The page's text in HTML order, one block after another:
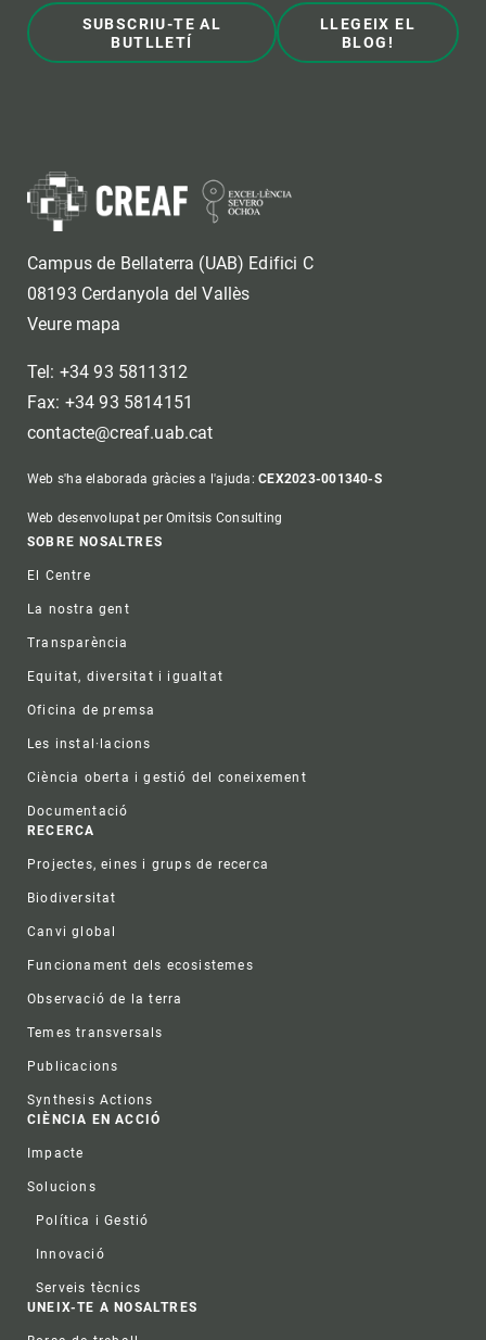
SUBSCRIU-TE AL
BUTLLETÍ
LLEGEIX EL
BLOG!
Campus de Bellaterra (UAB) Edifici C
08193 Cerdanyola del Vallès
Veure mapa
Tel: +34 93 5811312
Fax: +34 93 5814151
contacte@creaf.uab.cat
Web s'ha elaborada gràcies a l'ajuda:CEX2023-001340-S
Web desenvolupat per Omitsis Consulting
Footer
SOBRE NOSALTRES
El Centre
La nostra gent
Transparència
Equitat, diversitat i igualtat
Oficina de premsa
Les instal·lacions
Ciència oberta i gestió del coneixement
Documentació
RECERCA
Projectes, eines i grups de recerca
Biodiversitat
Canvi global
Funcionament dels ecosistemes
Observació de la terra
Temes transversals
Publicacions
Synthesis Actions
CIÈNCIA EN ACCIÓ
Impacte
Solucions
Política i Gestió
Innovació
Serveis tècnics
UNEIX-TE A NOSALTRES